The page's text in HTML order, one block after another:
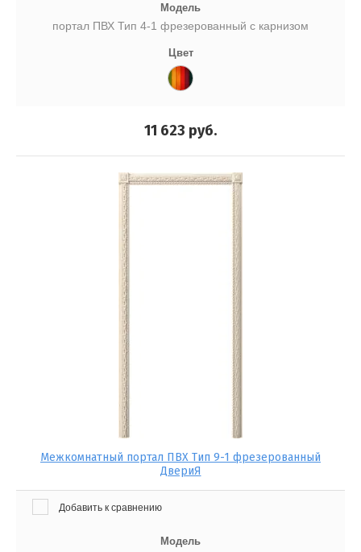
Модель
портал ПВХ Тип 4-1 фрезерованный с карнизом
Цвет
11 623 руб.
Межкомнатный портал ПВХ Тип 9-1 фрезерованный
ДвериЯ
Добавить к сравнению
Модель